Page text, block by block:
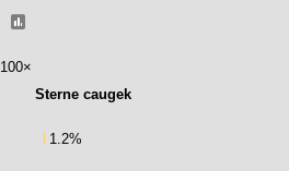
100×
Sterne caugek
1.2%